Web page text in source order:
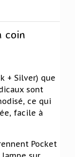
coin
+ Silver) que
sont
ce qui
facile à
Pocket